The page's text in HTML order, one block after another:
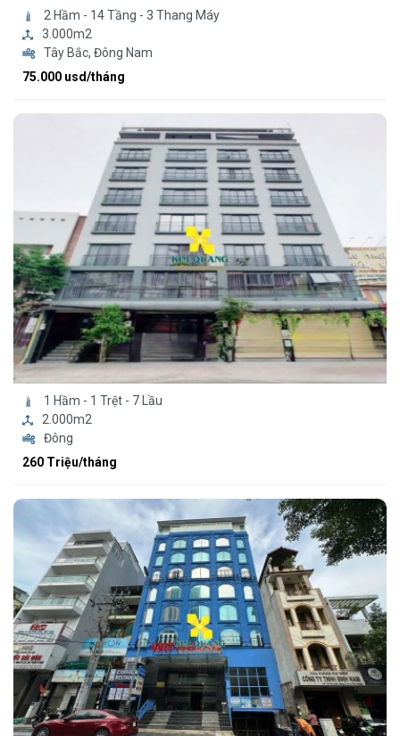
2 Hầm - 14 Tầng - 3 Thang Máy
3.000m2
Tây Bắc, Đông Nam
75.000 usd/tháng
1 Hầm - 1 Trệt - 7 Lầu
2.000m2
Đông
260 Triệu/tháng